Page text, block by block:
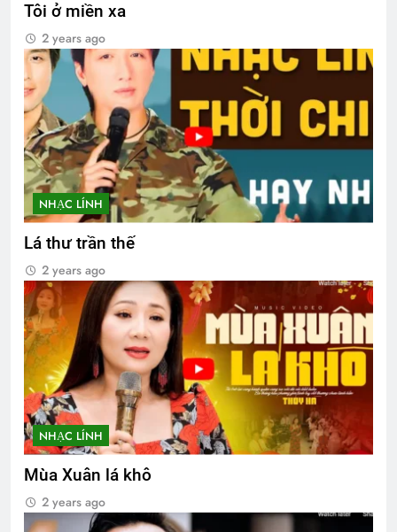
Tôi ở miền xa
2 years ago
NHẠC LÍNH
Lá thư trần thế
2 years ago
NHẠC LÍNH
Mùa Xuân lá khô
2 years ago